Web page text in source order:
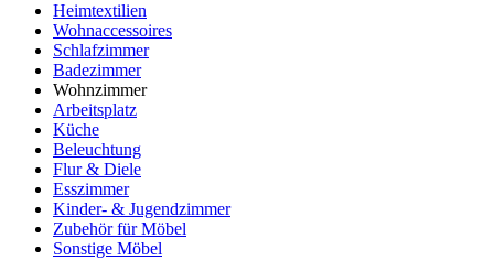
Heimtextilien
Wohnaccessoires
Schlafzimmer
Badezimmer
Wohnzimmer
Arbeitsplatz
Küche
Beleuchtung
Flur & Diele
Esszimmer
Kinder- & Jugendzimmer
Zubehör für Möbel
Sonstige Möbel